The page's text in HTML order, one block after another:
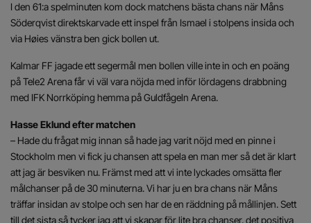
I den 61:a spelminuten kom dock matchens bästa chans när Måns
Söderqvist direktskarvade ett inspel från Ismael i stolpens insida och
via Høies vänstra ben gick bollen ut.
Kalmar FF jagade ett segermål men bollen ville inte in och en poäng
på Tele2 Arena får vi väl vara nöjda med inför lördagens drabbning
med IFK Norrköping hemma på Guldfågeln Arena.
Hasse Eklund efter matchen
– Hade du frågat mig innan så hade jag varit nöjd med en pinne i
Stockholm men vi fick ju chansen att spela en man mer så det är klart
att jag är besviken nu. Främst med att vi inte lyckades omsätta fler
målchanser på de 30 minuterna. Vi har ju en bra chans när Måns
träffar insidan av stolpe och sen har de en räddning på mållinjen. Sett
till det sista så tycker jag att vi skapar för lite bra chanser. det positiva